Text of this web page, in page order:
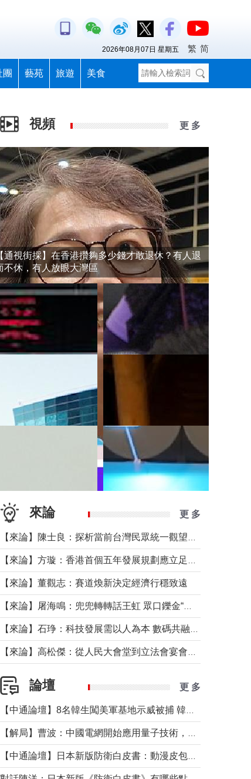
團 藝苑 旅遊 美食
2026年08月07日 星期五 繁 简
視頻 更 多
通視街採】在香港攢夠多少錢才敢退休？有人退
不休，有人放眼大灣區
來論 更 多
【來論】董觀志：賽道煥新決定經濟行穩致遠
論壇 更 多